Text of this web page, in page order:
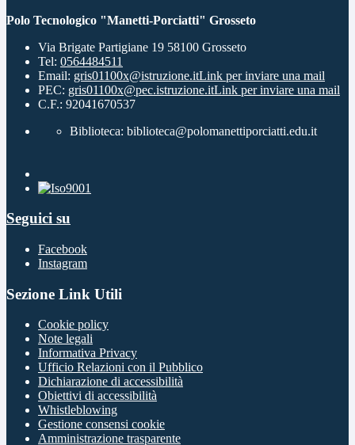
Polo Tecnologico "Manetti-Porciatti" Grosseto
Via Brigate Partigiane 19 58100 Grosseto
Tel: 0564484511
Email: gris01100x@istruzione.itLink per inviare una mail
PEC: gris01100x@pec.istruzione.itLink per inviare una mail
C.F.: 92041670537
Biblioteca: biblioteca@polomanettiporciatti.edu.it
Seguici su
Facebook
Instagram
Sezione Link Utili
Cookie policy
Note legali
Informativa Privacy
Ufficio Relazioni con il Pubblico
Dichiarazione di accessibilità
Obiettivi di accessibilità
Whistleblowing
Gestione consensi cookie
Amministrazione trasparente